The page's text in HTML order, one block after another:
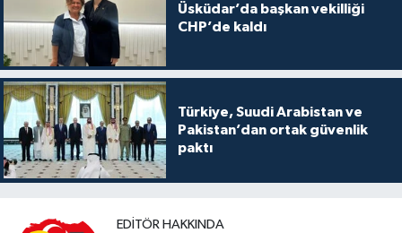
Üsküdar’da başkan vekilliği
CHP’de kaldı
Türkiye, Suudi Arabistan ve
Pakistan’dan ortak güvenlik
paktı
EDITÖR HAKKINDA